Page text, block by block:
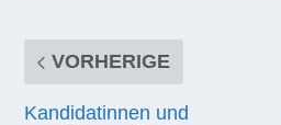
VORHERIGE
Kandidatinnen und